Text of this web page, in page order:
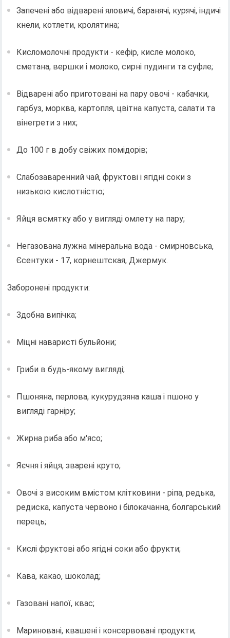
Запечені або відварені яловичі, баранячі, курячі, індичі
кнели, котлети, кролятина;
Кисломолочні продукти - кефір, кисле молоко,
сметана, вершки і молоко, сирні пудинги та суфле;
Відварені або приготовані на пару овочі - кабачки,
гарбуз, морква, картопля, цвітна капуста, салати та
вінегрети з них;
До 100 г в добу свіжих помідорів;
Слабозаваренний чай, фруктові і ягідні соки з
низькою кислотністю;
Яйця всмятку або у вигляді омлету на пару;
Негазована лужна мінеральна вода - смирновська,
Єсентуки - 17, корнештская, Джермук.
Заборонені продукти:
Здобна випічка;
Міцні наваристі бульйони;
Гриби в будь-якому вигляді;
Пшоняна, перлова, кукурудзяна каша і пшоно у
вигляді гарніру;
Жирна риба або м'ясо;
Яєчня і яйця, зварені круто;
Овочі з високим вмістом клітковини - ріпа, редька,
редиска, капуста червоно і білокачанна, болгарський
перець;
Кислі фруктові або ягідні соки або фрукти;
Кава, какао, шоколад;
Газовані напої, квас;
Мариновані, квашені і консервовані продукти;